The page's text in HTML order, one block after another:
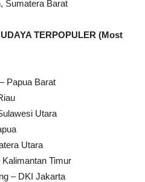
Sumatera Barat
TERPOPULER (Most
Papua Barat
Utara
Utara
Timur
– DKI Jakarta